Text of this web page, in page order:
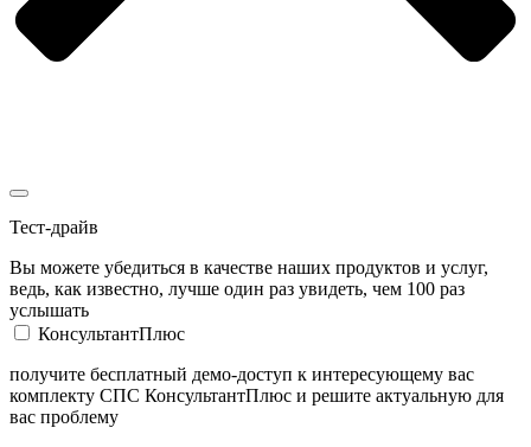
Тест-драйв
Вы можете убедиться в качестве наших продуктов и услуг,
ведь, как известно, лучше один раз увидеть, чем 100 раз
услышать
КонсультантПлюс
получите бесплатный демо-доступ к интересующему вас
комплекту СПС КонсультантПлюс и решите актуальную для
вас проблему